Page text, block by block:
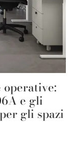
e gli
gli spazi